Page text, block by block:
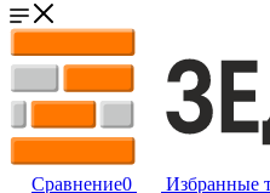
Сравнение0 Избранные